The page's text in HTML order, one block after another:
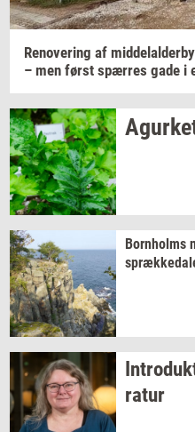
Renove­ring af
– men først spær­res gade i
Born­holms
ra­tur